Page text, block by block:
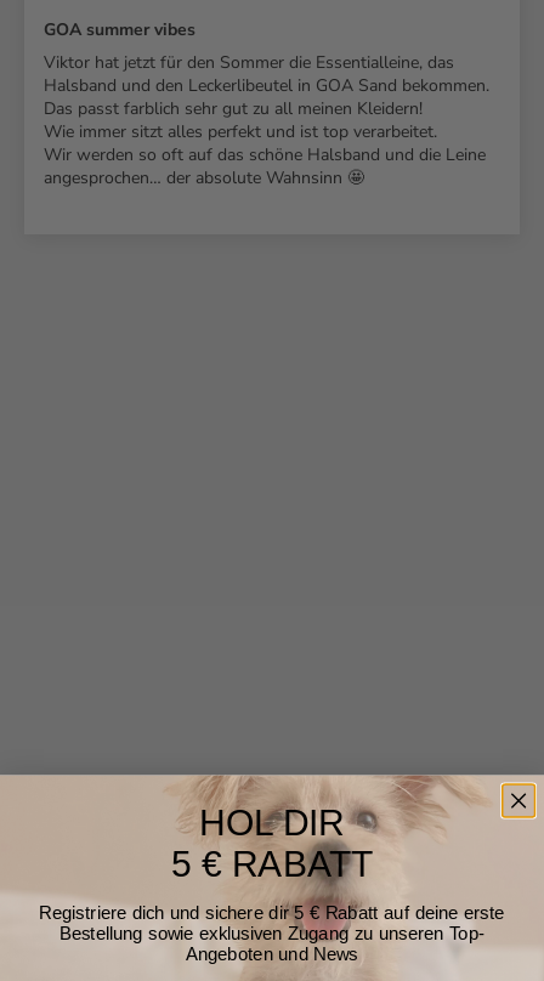
GOA summer vibes
Viktor hat jetzt für den Sommer die Essentialleine, das
Halsband und den Leckerlibeutel in GOA Sand bekommen.
Das passt farblich sehr gut zu all meinen Kleidern!
Wie immer sitzt alles perfekt und ist top verarbeitet.
Wir werden so oft auf das schöne Halsband und die Leine
angesprochen… der absolute Wahnsinn 🤩
your new
favorite leash
HOL DIR
5 € RABATT
Registriere dich und sichere dir 5 € Rabatt auf deine erste
Bestellung sowie exklusiven Zugang zu unseren Top-
Angeboten und News